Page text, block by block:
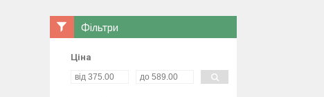
Фільтри
Ціна